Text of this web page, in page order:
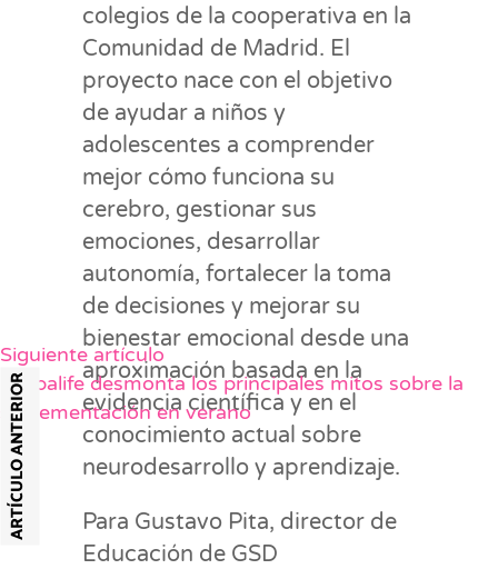
colegios de la cooperativa en la
Comunidad de Madrid. El
proyecto nace con el objetivo
de ayudar a niños y
adolescentes a comprender
mejor cómo funciona su
cerebro, gestionar sus
emociones, desarrollar
autonomía, fortalecer la toma
de decisiones y mejorar su
bienestar emocional desde una
aproximación basada en la
evidencia científica y en el
conocimiento actual sobre
neurodesarrollo y aprendizaje.
Para Gustavo Pita, director de
Educación de GSD
ARTÍCULO ANTERIOR
Siguiente artículo
Herbalife desmonta los principales mitos sobre la
suplementación en verano